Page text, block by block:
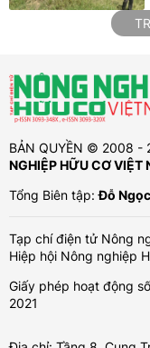
BẢN QUYỀN © 2008 -
NGHIỆP HỮU CƠ VIỆT
Tổng Biên tập:Đỗ
Tạp chí điện tử Nông
Hiệp hội Nông nghiệp
Giấy phép hoạt động
2021